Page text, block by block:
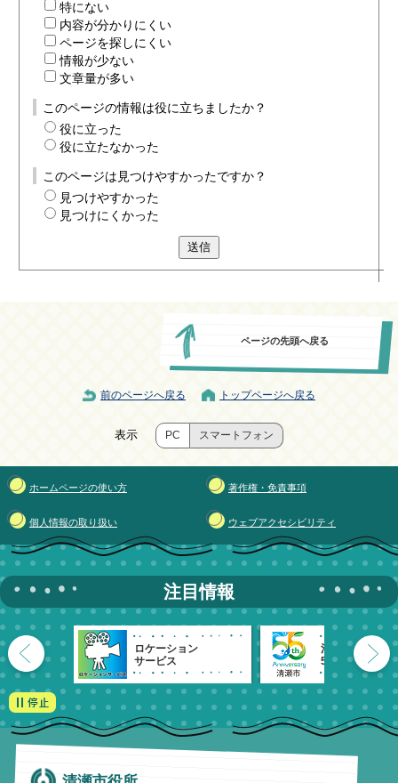
特にない
内容が分かりにくい
ページを探しにくい
情報が少ない
文章量が多い
このページの情報は役に立ちましたか？
役に立った
役に立たなかった
このページは見つけやすかったですか？
見つけやすかった
見つけにくかった
送信
ページの先頭へ戻る
前のページへ戻る トップページへ戻る
表示 PC スマートフォン
ホームページの使い方 著作権・免責事項
個人情報の取り扱い ウェブアクセシビリティ
注目情報
ロケーション
サービス
清瀬市
55周年記念